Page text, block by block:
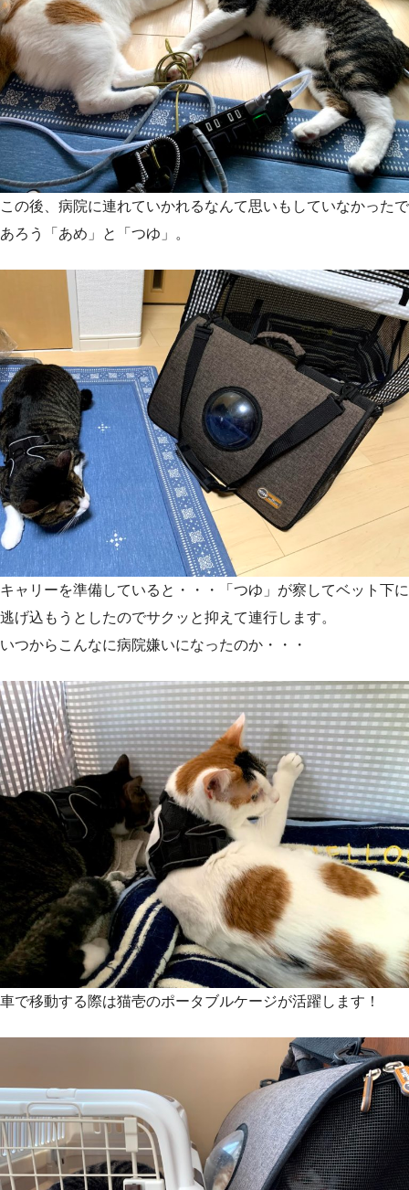
この後、病院に連れていかれるなんて思いもしていなかったで
あろう「あめ」と「つゆ」。
キャリーを準備していると・・・「つゆ」が察してベット下に
逃げ込もうとしたのでサクッと抑えて連行します。
いつからこんなに病院嫌いになったのか・・・
車で移動する際は猫壱のポータブルケージが活躍します！